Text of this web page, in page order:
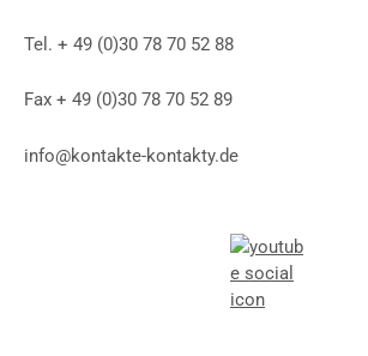
Tel. + 49 (0)30 78 70 52 88
Fax + 49 (0)30 78 70 52 89
info@kontakte-kontakty.de